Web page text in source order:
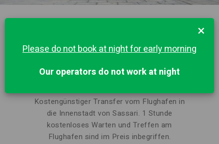
Kostengünstiger Transfer vom Flughafen in
die Innenstadt von Sassari. 1 Stunde
kostenloses Warten und Treffen am
Flughafen sind im Preis inbegriffen.
×
Please do not book at night for early morning
Our operators do not work at night